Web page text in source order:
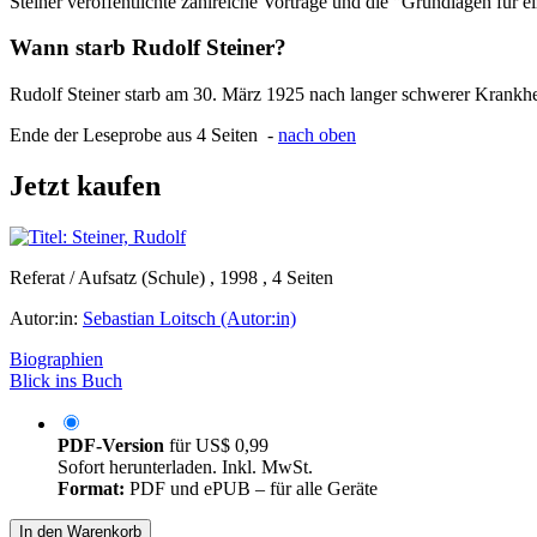
Wann starb Rudolf Steiner?
Rudolf Steiner starb am 30. März 1925 nach langer schwerer
Ende der Leseprobe aus 4 Seiten - nach oben
Jetzt kaufen
Referat / Aufsatz (Schule) , 1998 , 4 Seiten
Autor:in: Sebastian Loitsch (Autor:in)
Biographien
Blick ins Buch
PDF-Version fürUS$ 0,99
Sofort herunterladen. Inkl. MwSt.
Format: PDF und ePUB – für alle Geräte
In den Warenkorb